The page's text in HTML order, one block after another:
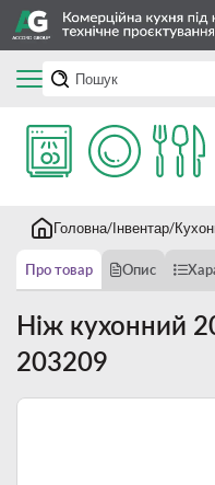
Головна Інвентар
Про товар Опис
Ніж кухонний
203209